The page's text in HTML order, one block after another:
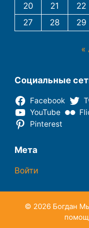
20
21 22
27
28 29
«
Социальные
Facebook
YouTube
Pinterest
Мета
Войти
© 2026 Богдан